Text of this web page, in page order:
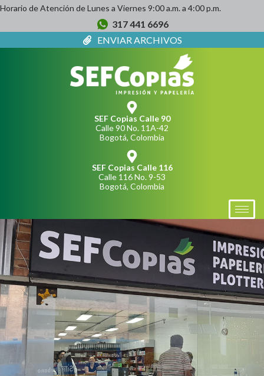
Horario de Atención de Lunes a Viernes 9:00 a.m. a 4:00 p.m.
317 441 6696
ENVIAR ARCHIVOS
SEF Copias Calle 90
Calle 90 No. 11A-42
Bogotá, Colombia
SEF Copias Calle 116
Calle 116 No. 9-53
Bogotá, Colombia